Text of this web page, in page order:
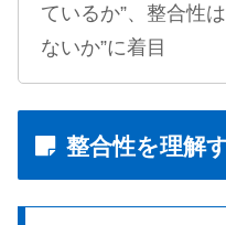
ているか”、整合性
ないか”に着目
整合性を理解